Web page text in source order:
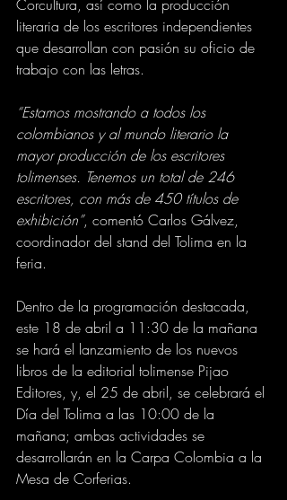
Corcultura, así como la producción
literaria de los escritores independientes
que desarrollan con pasión su oficio de
trabajo con las letras.
“Estamos mostrando a todos los
colombianos y al mundo literario la
mayor producción de los escritores
tolimenses. Tenemos un total de 246
escritores, con más de 450 títulos de
exhibición”, comentó Carlos Gálvez,
coordinador del stand del Tolima en la
feria.
Dentro de la programación destacada,
este 18 de abril a 11:30 de la mañana
se hará el lanzamiento de los nuevos
libros de la editorial tolimense Pijao
Editores, y, el 25 de abril, se celebrará el
Día del Tolima a las 10:00 de la
mañana; ambas actividades se
desarrollarán en la Carpa Colombia a la
Mesa de Corferias.